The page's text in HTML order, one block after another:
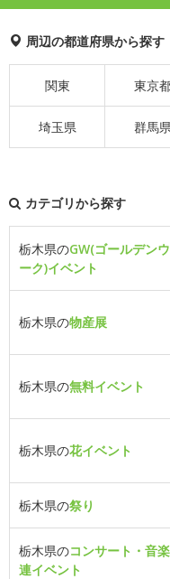
周辺の都道府県から探す
関東 東京
埼玉県 群馬県
カテゴリから探す
栃木県のGW(ゴールデン
ーク)イベント
栃木県の物産展
栃木県の無料イベント
栃木県の花イベント
栃木県の祭り
栃木県のコンサート・音
連イベント